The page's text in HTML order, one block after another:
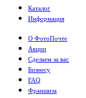
Каталог
Информация
О ФотоПочте
Акции
Сделаем за вас
Бизнесу
FAQ
Франшиза